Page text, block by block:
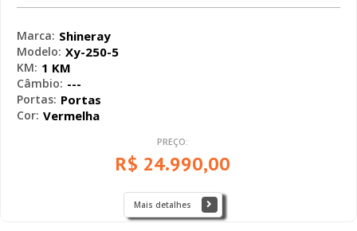
Marca: Shineray
Modelo: Xy-250-5
KM: 1 KM
Câmbio: ---
Portas: Portas
Cor: Vermelha
PREÇO:
R$ 24.990,00
Mais detalhes